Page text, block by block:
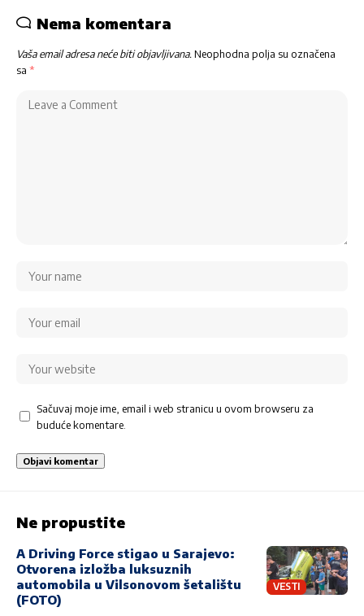
Nema komentara
Vaša email adresa neće biti objavljivana. Neophodna polja su označena
sa *
Sačuvaj moje ime, email i web stranicu u ovom browseru za
buduće komentare.
Ne propustite
VESTI
A Driving Force stigao u Sarajevo:
Otvorena izložba luksuznih
automobila u Vilsonovom šetalištu
(FOTO)